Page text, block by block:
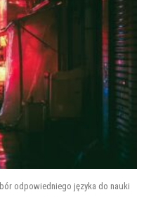
odpowiedniego języka do nauki